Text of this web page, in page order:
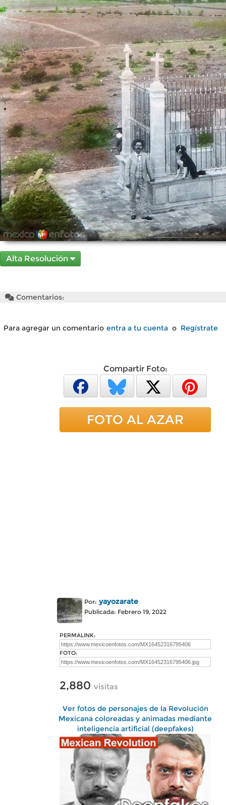
Alta Resolución
Comentarios:
Para agregar un comentario entra a tu cuenta o Regístrate
Compartir Foto:
FOTO AL AZAR
Por: yayozarate
Publicada: Febrero 19, 2022
PERMALINK:
FOTO:
2,880 visitas
Ver fotos de personajes de la Revolución
Mexicana coloreadas y animadas mediante
inteligencia artificial (deepfakes)